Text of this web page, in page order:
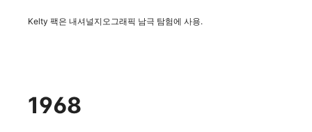
Kelty 팩은 내셔널지오그래픽 남극 탐험에 사용.
1968